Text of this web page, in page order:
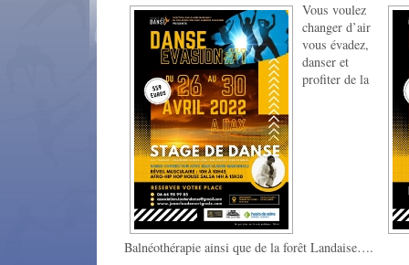
Vous voulez
changer d’air
vous évadez,
danser et
profiter de la
Balnéothérapie ainsi que de la forêt Landaise….